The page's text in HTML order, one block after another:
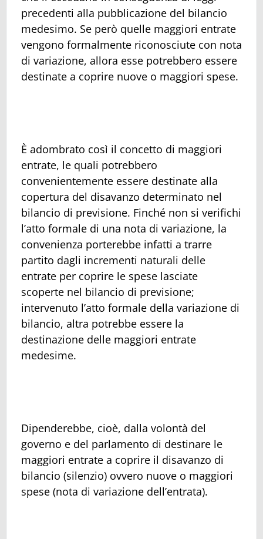
precedenti alla pubblicazione del bilancio
medesimo. Se però quelle maggiori entrate
vengono formalmente riconosciute con nota
di variazione, allora esse potrebbero essere
destinate a coprire nuove o maggiori spese.
È adombrato così il concetto di maggiori
entrate, le quali potrebbero
convenientemente essere destinate alla
copertura del disavanzo determinato nel
bilancio di previsione. Finché non si verifichi
l’atto formale di una nota di variazione, la
convenienza porterebbe infatti a trarre
partito dagli incrementi naturali delle
entrate per coprire le spese lasciate
scoperte nel bilancio di previsione;
intervenuto l’atto formale della variazione di
bilancio, altra potrebbe essere la
destinazione delle maggiori entrate
medesime.
Dipenderebbe, cioè, dalla volontà del
governo e del parlamento di destinare le
maggiori entrate a coprire il disavanzo di
bilancio (silenzio) ovvero nuove o maggiori
spese (nota di variazione dell’entrata).